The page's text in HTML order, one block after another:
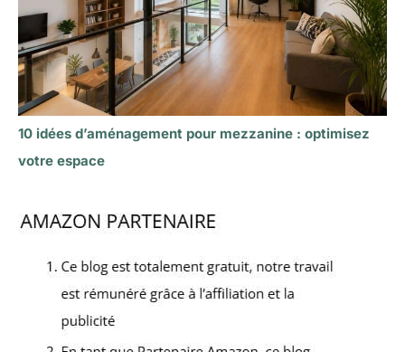
10 idées d’aménagement pour mezzanine : optimisez
votre espace